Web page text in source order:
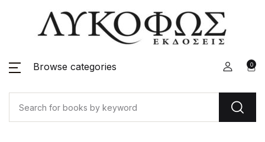
Browse categories 0